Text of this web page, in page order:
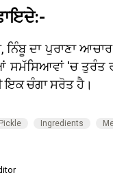
ਨਿੰਬੂ ਦਾ ਪੁਰਾਣਾ
ਸਮੱਸਿਆਵਾਂ 'ਚ ਤੁਰੰਤ
ਇਕ ਚੰਗਾ ਸਰੋਤ ਹੈ।
Ingredients